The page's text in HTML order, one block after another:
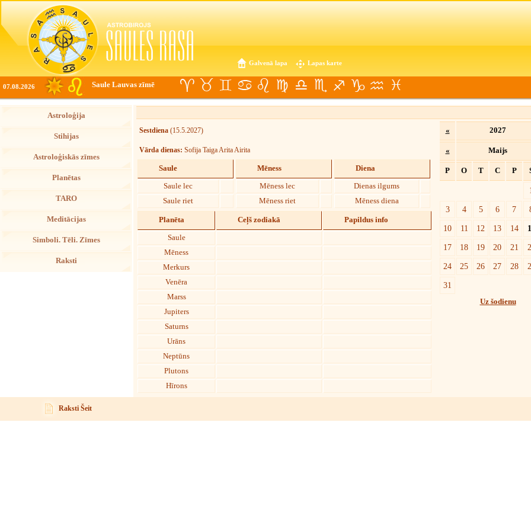
Galvenā lapa Lapas karte
07.08.2026 Saule Lauvas zīmē
Astroloģija
Stihijas
Astroloģiskās zīmes
Planētas
TARO
Meditācijas
Simboli. Tēli. Zīmes
Raksti
Sestdiena (15.5.2027)
Vārda dienas: Sofija Taiga Arita Airita
Saule
Saule lec
Saule riet
Mēness
Mēness lec
Mēness riet
Diena
Dienas ilgums
Mēness diena
Planēta Ceļš zodiakā Papildus info
Saule
Mēness
Merkurs
Venēra
Marss
Jupiters
Saturns
Urāns
Neptūns
Plutons
Hīrons
« 2027
« Maijs
P O T C P
3
4 5 6 7
10
11 12 13 14
17
18 19 20 21
24
25 26 27 28
31
Uz šodienu
Raksti Šeit